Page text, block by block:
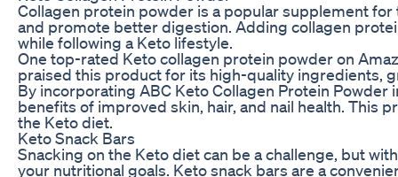
Collagen protein powder is a popular supplement
and promote better digestion. Adding collagen
while following a Keto lifestyle.
One top-rated Keto collagen protein powder on
praised this product for its high-quality ingredients,
By incorporating ABC Keto Collagen Protein
benefits of improved skin, hair, and nail health. This
the Keto diet.
Keto Snack Bars
Snacking on the Keto diet can be a challenge, but
your nutritional goals. Keto snack bars are a